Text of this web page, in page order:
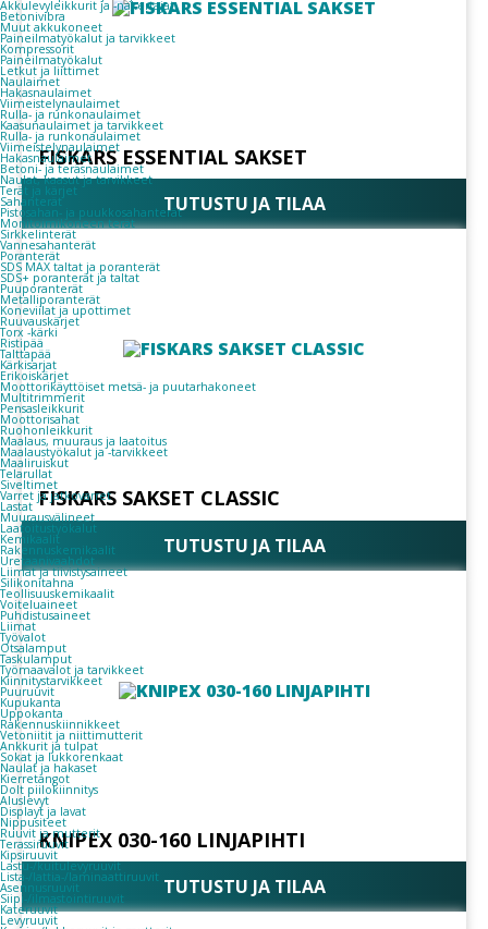
Akkulevyleikkurit ja -nakertajat
Betonivibra
Muut akkukoneet
Paineilmatyökalut ja tarvikkeet
Kompressorit
Paineilmatyökalut
Letkut ja liittimet
Naulaimet
Hakasnaulaimet
Viimeistelynaulaimet
Rulla- ja runkonaulaimet
Kaasunaulaimet ja tarvikkeet
Rulla- ja runkonaulaimet
Viimeistelynaulaimet
Hakasnaulaimet
Betoni- ja teräsnaulaimet
Naulat, kaasut ja tarvikkeet
Terät ja kärjet
Sahanterät
Pistosahan- ja puukkosahanterät
Monitoimikoneen terät
Sirkkelinterät
Vannesahanterät
Poranterät
SDS MAX taltat ja poranterät
SDS+ poranterät ja taltat
Puuporanterät
Metalliporanterät
Koneviilat ja upottimet
Ruuvauskärjet
Torx -kärki
Ristipää
Talttapää
Kärkisarjat
Erikoiskärjet
Moottorikäyttöiset metsä- ja puutarhakoneet
Multitrimmerit
Pensasleikkurit
Moottorisahat
Ruohonleikkurit
Maalaus, muuraus ja laatoitus
Maalaustyökalut ja -tarvikkeet
Maaliruiskut
Telarullat
Siveltimet
Varret ja jatkovarret
Lastat
Muurausvälineet
Laatoitustyökalut
Kemikaalit
Rakennuskemikaalit
Uretaanivaahdot
Liimat ja tiivistysaineet
Silikonitahna
Teollisuuskemikaalit
Voiteluaineet
Puhdistusaineet
Liimat
Työvalot
Otsalamput
Taskulamput
Työmaavalot ja tarvikkeet
Kiinnitys­tarvikkeet
Puuruuvit
Kupukanta
Uppokanta
Rakennuskiinnikkeet
Vetoniitit ja niittimutterit
Ankkurit ja tulpat
Sokat ja lukkorenkaat
Naulat ja hakaset
Kierretangot
Dolt piilokiinnitys
Aluslevyt
Displayt ja lavat
Nippusiteet
Ruuvit ja mutterit
Terassiruuvit
Kipsiruuvit
Lastu-/kuitulevyruuvit
Lista-/lattia-/laminaattiruuvit
Asennusruuvit
Siipi-/ilmastointiruuvit
Kateruuvit
Levyruuvit
FISKARS ESSENTIAL SAKSET
TUTUSTU JA TILAA
FISKARS SAKSET CLASSIC
TUTUSTU JA TILAA
KNIPEX 030-160 LINJAPIHTI
TUTUSTU JA TILAA